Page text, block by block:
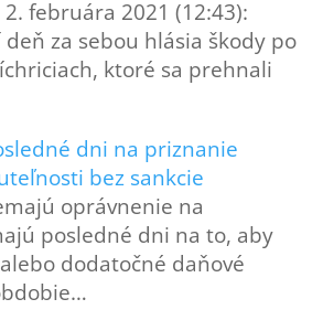
februára 2021 (12:43):
za sebou hlásia škody po
ktoré sa prehnali
dni na priznanie
bez sankcie
oprávnenie na
posledné dni na to, aby
dodatočné daňové